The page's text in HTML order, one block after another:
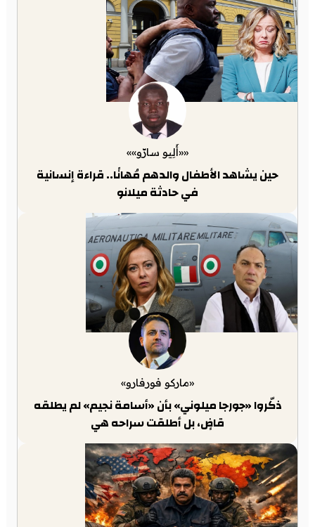
««أَلِيو سارّو»»
حين يشاهد الأطفال والدهم مُهانًا.. قراءة إنسانية
في حادثة ميلانو
«ماركو فورفارو»
ذكّروا «جورجا ميلوني» بأن «أسامة نجيم» لم يطلقه
قاضٍ، بل أطلقت سراحه هي